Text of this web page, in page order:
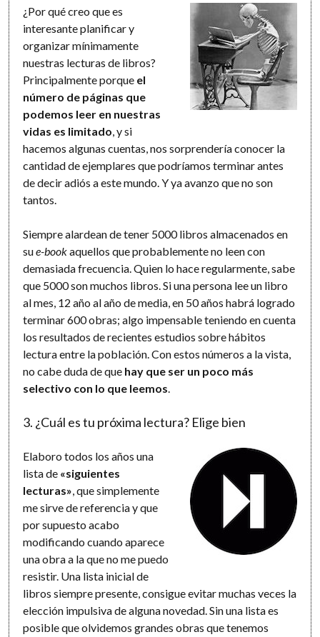
¿Por qué creo que es
interesante planificar y
organizar mínimamente
nuestras lecturas de libros?
Principalmente porque el
número de páginas que
podemos leer en nuestras
vidas es limitado, y si
hacemos algunas cuentas, nos sorprendería conocer la
cantidad de ejemplares que podríamos terminar antes
de decir adiós a este mundo. Y ya avanzo que no son
tantos.
Siempre alardean de tener 5000 libros almacenados en
sue-bookaquellos que probablemente no leen con
demasiada frecuencia. Quien lo hace regularmente, sabe
que 5000 son muchos libros. Si una persona lee un libro
al mes, 12 año al año de media, en 50 años habrá logrado
terminar 600 obras; algo impensable teniendo en cuenta
los resultados de recientes estudios sobre hábitos
lectura entre la población. Con estos números a la vista,
no cabe duda de que hay que ser un poco más
selectivo con lo que leemos.
3. ¿Cuál es tu próxima lectura? Elige bien
Elaboro todos los años una
lista de «siguientes
lecturas», que simplemente
me sirve de referencia y que
por supuesto acabo
modificando cuando aparece
una obra a la que no me puedo
resistir. Una lista inicial de
libros siempre presente, consigue evitar muchas veces la
elección impulsiva de alguna novedad. Sin una lista es
posible que olvidemos grandes obras que tenemos